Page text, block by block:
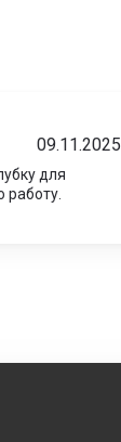
09.11.2025
для